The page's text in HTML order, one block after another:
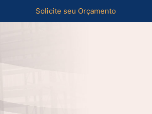
Solicite seu Orçamento